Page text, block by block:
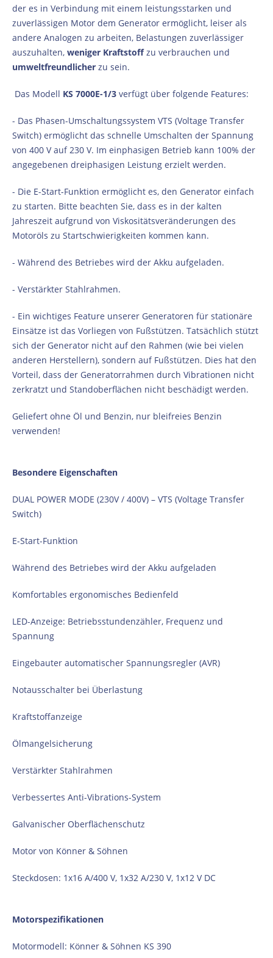
der es in Verbindung mit einem leistungsstarken und
zuverlässigen Motor dem Generator ermöglicht, leiser als
andere Analogen zu arbeiten, Belastungen zuverlässiger
auszuhalten, weniger Kraftstoffzu verbrauchen und
umweltfreundlicher zu sein.
Das Modell KS 7000E-1/3 verfügt über folgende Features:
- Das Phasen-Umschaltungssystem VTS (Voltage Transfer
Switch) ermöglicht das schnelle Umschalten der Spannung
von 400 V auf 230 V. Im einphasigen Betrieb kann 100% der
angegebenen dreiphasigen Leistung erzielt werden.
- Die E-Start-Funktion ermöglicht es, den Generator einfach
zu starten. Bitte beachten Sie, dass es in der kalten
Jahreszeit aufgrund von Viskositätsveränderungen des
Motoröls zu Startschwierigkeiten kommen kann.
- Während des Betriebes wird der Akku aufgeladen.
- Verstärkter Stahlrahmen.
- Ein wichtiges Feature unserer Generatoren für stationäre
Einsätze ist das Vorliegen von Fußstützen. Tatsächlich stützt
sich der Generator nicht auf den Rahmen (wie bei vielen
anderen Herstellern), sondern auf Fußstützen. Dies hat den
Vorteil, dass der Generatorrahmen durch Vibrationen nicht
zerkratzt und Standoberflächen nicht beschädigt werden.
Geliefert ohne Öl und Benzin, nur bleifreies Benzin
verwenden!
Besondere Eigenschaften
DUAL POWER MODE (230V / 400V) – VTS (Voltage Transfer
Switch)
E-Start-Funktion
Während des Betriebes wird der Akku aufgeladen
Komfortables ergonomisches Bedienfeld
LED-Anzeige: Betriebsstundenzähler, Frequenz und
Spannung
Eingebauter automatischer Spannungsregler (AVR)
Notausschalter bei Überlastung
Kraftstoffanzeige
Ölmangelsicherung
Verstärkter Stahlrahmen
Verbessertes Anti-Vibrations-System
Galvanischer Oberflächenschutz
Motor von Könner & Söhnen
Steckdosen: 1x16 A/400 V, 1x32 A/230 V, 1x12 V DC
Motorspezifikationen
Motormodell: Könner & Söhnen KS 390